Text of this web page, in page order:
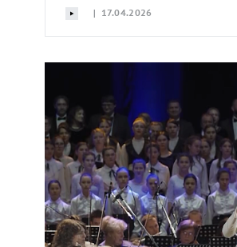
| 17.04.2026